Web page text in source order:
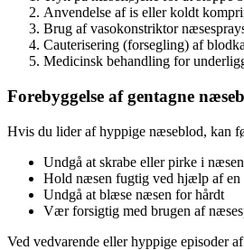
Anvendelse af is eller koldt
Brug af vasokonstriktor
Cauterisering (forsegling) af
Medicinsk behandling for
Forebyggelse af gentagne
Hvis du lider af hyppige næseblod, kan
Undgå at skrabe eller pirke i næsen
Hold næsen fugtig ved hjælp af en
Undgå at blæse næsen for hårdt
Vær forsigtig med brugen af
Ved vedvarende eller hyppige episoder